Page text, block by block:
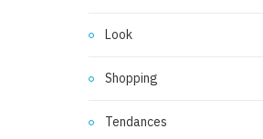
Look
Shopping
Tendances